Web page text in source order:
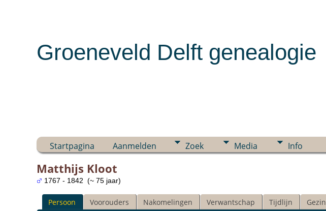
Groeneveld Delft genealogie
Startpagina Aanmelden Zoek Media Info
Matthijs Kloot
1767 - 1842 (~ 75 jaar)
Persoon Voorouders Nakomelingen Verwantschap Tijdlijn Gezin